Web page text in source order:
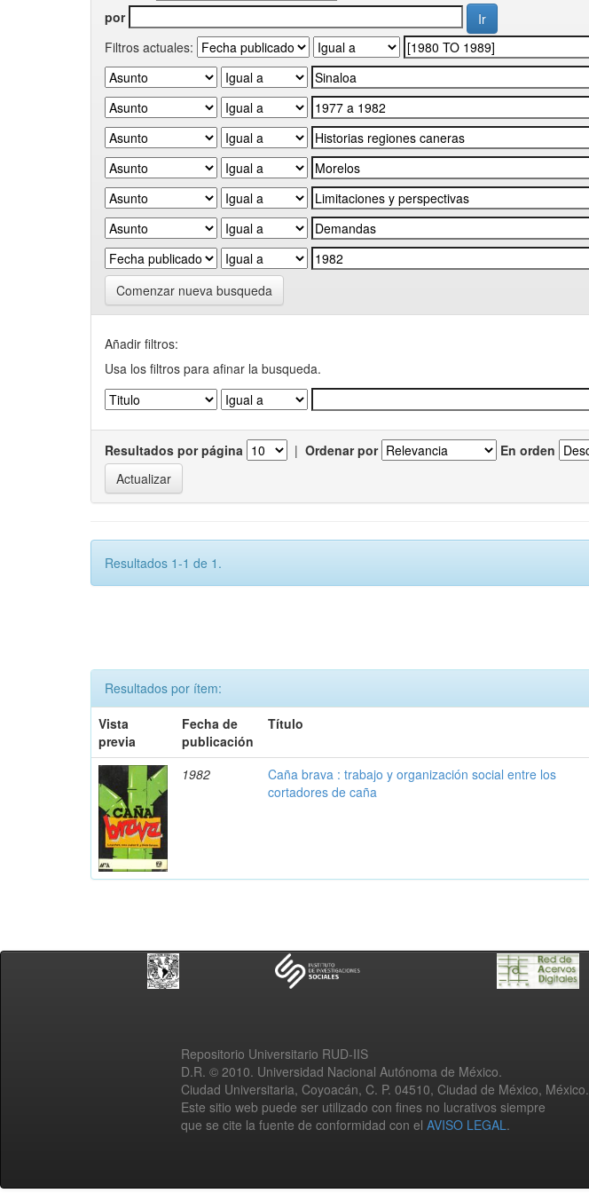
por
Filtros actuales:
Comenzar nueva busqueda
Añadir filtros:
Usa los filtros para afinar la busqueda.
Resultados por página | Ordenar por En orden
Resultados 1-1 de 1.
Resultados por ítem:
Vista
previa
Fecha de
publicación
Título
1982
Caña brava : trabajo y organización social entre los
cortadores de caña
Repositorio Universitario RUD-IIS
D.R. © 2010. Universidad Nacional Autónoma de México.
Ciudad Universitaria, Coyoacán, C. P. 04510, Ciudad de México, México.
Este sitio web puede ser utilizado con fines no lucrativos siempre
que se cite la fuente de conformidad con el AVISO LEGAL.